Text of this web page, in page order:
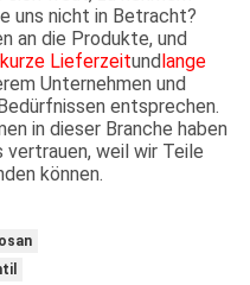
uns nicht in Betracht?
an die Produkte, und
kurze Lieferzeitund lange
Unternehmen und
entsprechen.
in dieser Branche haben
vertrauen, weil wir Teile
können.